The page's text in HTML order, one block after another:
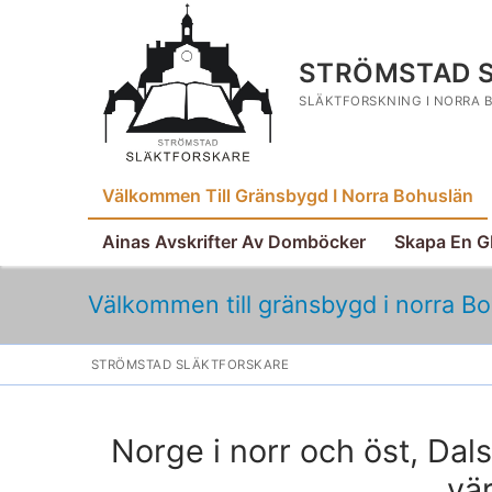
STRÖMSTAD
SLÄKTFORSKNING I NORRA
Välkommen Till Gränsbygd I Norra Bohuslän
Ainas Avskrifter Av Domböcker Skapa En
Sök:
Välkommen till gränsbygd i norra
STRÖMSTAD SLÄKTFORSKARE
Norge i norr och öst,